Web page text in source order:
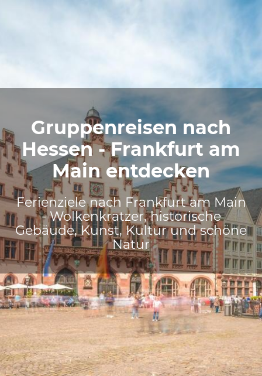
Gruppenreisen nach
Hessen - Frankfurt am
Main entdecken
Ferienziele nach Frankfurt am Main
- Wolkenkratzer, historische
Gebäude, Kunst, Kultur und schöne
Natur